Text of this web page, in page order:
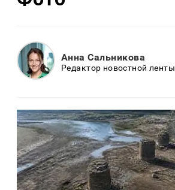
Анна Сальникова
Редактор новостной ленты